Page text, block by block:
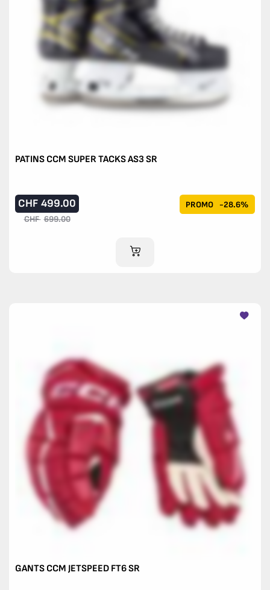
PATINS CCM SUPER TACKS AS3 SR
PROMO -28.6%
CHF 499.00
CHF 699.00
AJOUTER AU PANIER
GANTS CCM JETSPEED FT6 SR